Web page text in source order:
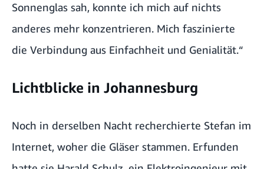
Sonnenglas sah, konnte ich mich auf nichts
anderes mehr konzentrieren. Mich faszinierte
die Verbindung aus Einfachheit und Genialität.“
Lichtblicke in Johannesburg
Noch in derselben Nacht recherchierte Stefan im
Internet, woher die Gläser stammen. Erfunden